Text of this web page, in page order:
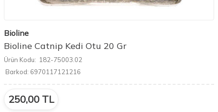
Bioline
Bioline Catnip Kedi Otu 20 Gr
Ürün Kodu: 182-75003.02
Barkod: 6970117121216
250,00 TL